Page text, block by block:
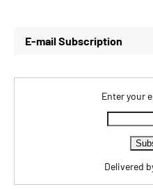
E-mail Subscription
Enter your
Delivered